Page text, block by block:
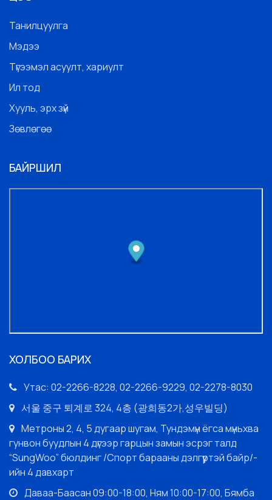
Танилцуулга
Мэдээ
Түгээмэл асуулт, хариулт
Ил тод
Хууль, эрх зүй
Зөвлөгөө
БАЙРШИЛ
ХОЛБОО БАРИХ
Утас: 02-2266-8228, 02-2266-9229, 02-2278-8030
서울 중구 퇴계로 324, 4층 (광희동2가,성우빌딩)
Метроны 2, 4, 5 дугаар шугам, Тундэмүн ёгса мүньхва
гунвон буудлын 4 дүгээр гарцын замын эсрэг талд
“SungWoo” бюлдинг /Спорт барааны дэлгүүртэй байр/-
ийн 4 давхарт
Даваа-Баасан 09:00-18:00, Ням 10:00-17:00, Бямба